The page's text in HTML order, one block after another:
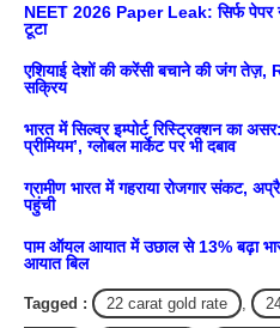
NEET 2026 Paper Leak: सिर्फ पेपर
टूटा
एशियाई देशों की करेंसी बचाने की जंग
सक्रिय
भारत में सिल्वर इम्पोर्ट रिस्ट्रिक्शन का
प्रीमियम’, ग्लोबल मार्केट पर भी दबाव
ग्रामीण भारत में गहराया रोजगार संकट,
पहुंची
पाम ऑयल आयात में उछाल से 13% बढ़ा
आयात बिल
Tagged : 22 carat gold rate